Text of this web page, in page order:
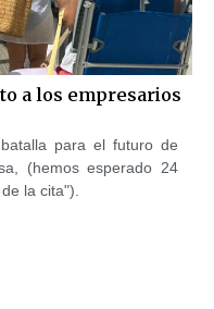
a los empresarios
para el futuro de
(hemos esperado 24
la cita").